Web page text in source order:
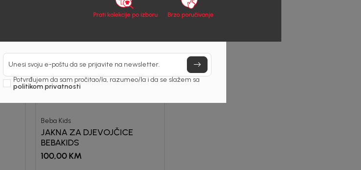
Beba Kids
JAKNA ZA DJEVOJČICE
BEBAKIDS
100,00 KM
Unesi svoju e-poštu da se prijavite na newsletter.
Potvrđujem da sam pročitao/la, razumeo/la i da se slažem sa
politikom privatnosti